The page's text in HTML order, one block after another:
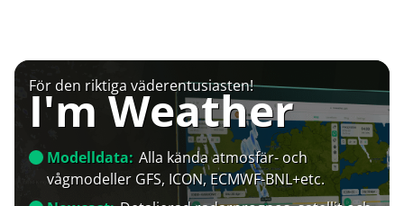
För den riktiga väderentusiasten!
I'm Weather
Modelldata: Alla kända atmosfär- och
vågmodeller GFS, ICON, ECMWF-BNL+etc.